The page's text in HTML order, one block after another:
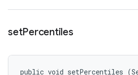
setPercentiles
public void setPercentiles